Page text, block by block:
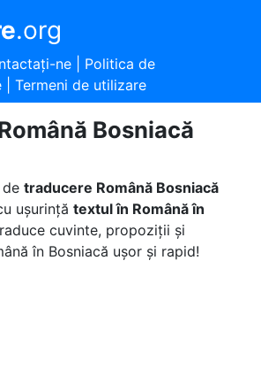
.org
ne| Politica de
| Termeni de utilizare
Bosniacă
traducere Română Bosniacă
ușurință textul în Română în
cuvinte, propoziții și
în Bosniacă ușor și rapid!